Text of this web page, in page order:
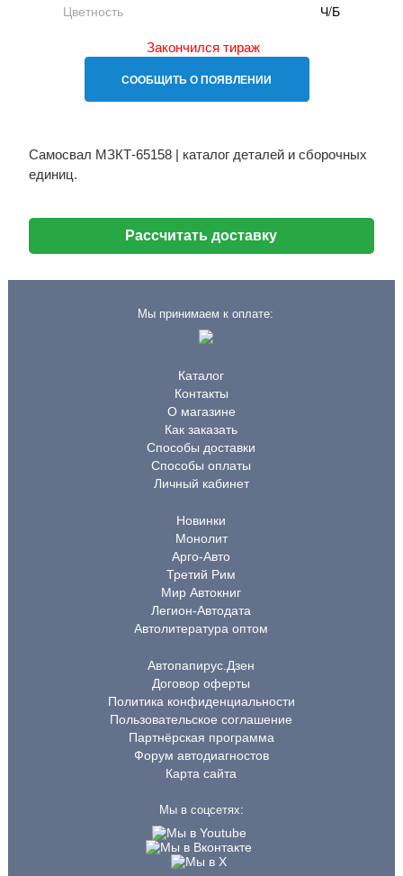
Цветность
Ч/Б
Закончился тираж
СООБЩИТЬ О ПОЯВЛЕНИИ
Самосвал МЗКТ-65158 | каталог деталей и сборочных
единиц.
Рассчитать доставку
Мы принимаем к оплате:
Каталог
Контакты
О магазине
Как заказать
Способы доставки
Способы оплаты
Личный кабинет
Новинки
Монолит
Арго-Авто
Третий Рим
Мир Автокниг
Легион-Автодата
Автолитература оптом
Автопапирус.Дзен
Договор оферты
Политика конфиденциальности
Пользовательское соглашение
Партнёрская программа
Форум автодиагностов
Карта сайта
Мы в соцсетях: